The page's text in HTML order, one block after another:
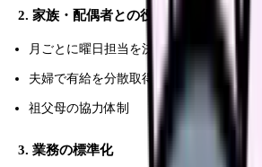
2. 家族・配偶者との役割分担
月ごとに曜日担当を決める
夫婦で有給を分散取得
祖父母の協力体制
3. 業務の標準化